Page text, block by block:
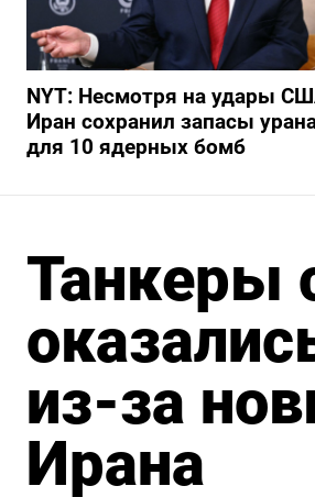
NYT: Несмотря на удары
Иран сохранил запасы
для 10 ядерных бомб
Танкеры
из-за
Ирана